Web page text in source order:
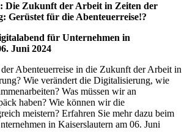
Die Zukunft der Arbeit in Zeiten der
Gerüstet für die Abenteuerreise!?
für Unternehmen in
Juni 2024
Abenteuerreise in die Zukunft der Arbeit in
Wie verändert die Digitalisierung, wie
Was müssen wir an
haben? Wie können wir die
meistern? Erfahren Sie mehr dazu beim
in Kaiserslautern am 06. Juni